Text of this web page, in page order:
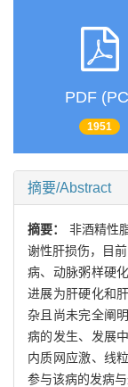
PDF
1951
摘要/Abstract
摘要： 非酒精性
谢性肝损伤，目
病、动脉粥样硬
进展为肝硬化和
杂且尚未完全阐
病的发生、发展
内质网应激、线
参与该病的发病与